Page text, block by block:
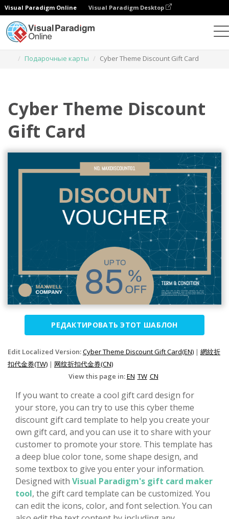
Visual Paradigm Online Visual Paradigm Desktop
Подарочные карты
Cyber Theme Discount Gift Card
Cyber Theme Discount
Gift Card
РЕДАКТИРОВАТЬ ЭТОТ ШАБЛОН
Edit Localized Version:Cyber Theme Discount Gift Card(EN) | 網紋折
扣代金券(TW) | 网纹折扣代金券(CN)
View this page in:EN TW CN
If you want to create a cool gift card design for
your store, you can try to use this cyber theme
discount gift card template to help you create your
own gift card, and you can use it to share with your
customer to promote your store. This template has
a deep blue color tone, some shape design, and
some textbox to give you enter your information.
Designed with Visual Paradigm's gift card maker
tool, the gift card template can be customized. You
can edit the icons, color, and font selection. You can